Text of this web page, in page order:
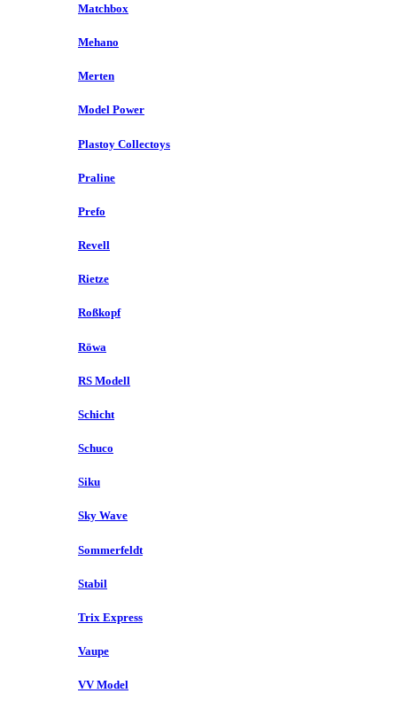
Matchbox
Mehano
Merten
Model Power
Plastoy Collectoys
Praline
Prefo
Revell
Rietze
Roßkopf
Röwa
RS Modell
Schicht
Schuco
Siku
Sky Wave
Sommerfeldt
Stabil
Trix Express
Vaupe
VV Model